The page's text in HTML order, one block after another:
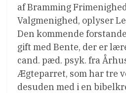
af Bramming
Valgmenighed, oplyser
Den kommende
gift med Bente, der er
cand. pæd. psyk. fra
Ægteparret, som har tre
desuden med i en